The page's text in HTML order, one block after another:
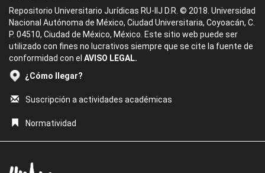
Repositorio Universitario Jurídicas RU-IIJ D.R. © 2018. Universidad
Nacional Autónoma de México, Ciudad Universitaria, Coyoacán, C.
P. 04510, Ciudad de México, México. Este sitio web puede ser
utilizado con fines no lucrativos siempre que se cite la fuente de
conformidad con el AVISO LEGAL.
¿Cómo llegar?
Suscripción a actividades académicas
Normatividad